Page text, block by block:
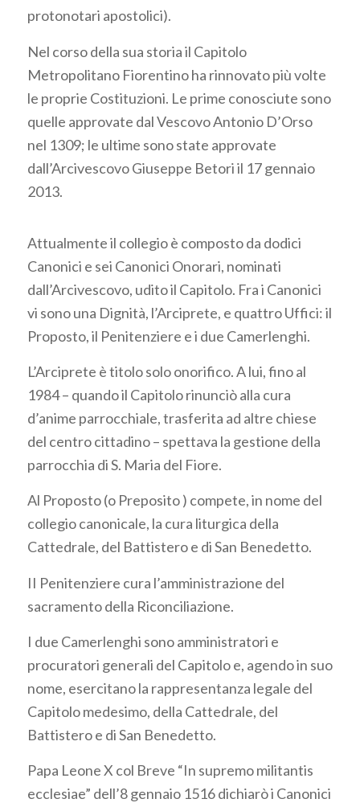
protonotari apostolici).
Nel corso della sua storia il Capitolo
Metropolitano Fiorentino ha rinnovato più volte
le proprie Costituzioni. Le prime conosciute sono
quelle approvate dal Vescovo Antonio D’Orso
nel 1309; le ultime sono state approvate
dall’Arcivescovo Giuseppe Betori il 17 gennaio
2013.
Attualmente il collegio è composto da dodici
Canonici e sei Canonici Onorari, nominati
dall’Arcivescovo, udito il Capitolo. Fra i Canonici
vi sono una Dignità, l’Arciprete, e quattro Uffici: il
Proposto, il Penitenziere e i due Camerlenghi.
L’Arciprete è titolo solo onorifico. A lui, fino al
1984 – quando il Capitolo rinunciò alla cura
d’anime parrocchiale, trasferita ad altre chiese
del centro cittadino – spettava la gestione della
parrocchia di S. Maria del Fiore.
Al Proposto (o Preposito ) compete, in nome del
collegio canonicale, la cura liturgica della
Cattedrale, del Battistero e di San Benedetto.
II Penitenziere cura l’amministrazione del
sacramento della Riconciliazione.
I due Camerlenghi sono amministratori e
procuratori generali del Capitolo e, agendo in suo
nome, esercitano la rappresentanza legale del
Capitolo medesimo, della Cattedrale, del
Battistero e di San Benedetto.
Papa Leone X col Breve “In supremo militantis
ecclesiae” dell’8 gennaio 1516 dichiarò i Canonici